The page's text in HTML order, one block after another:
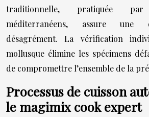
traditionnelle, pratiquée
méditerranéens, assure une
désagrément. La vérification
mollusque élimine les spécimens
de compromettre l’ensemble de la
Processus de cuisson
le magimix cook expert